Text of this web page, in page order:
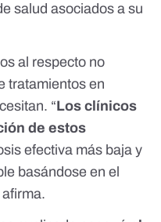
salud asociados a su
al respecto no
tratamientos en
“Los clínicos
de estos
efectiva más baja y
basándose en el